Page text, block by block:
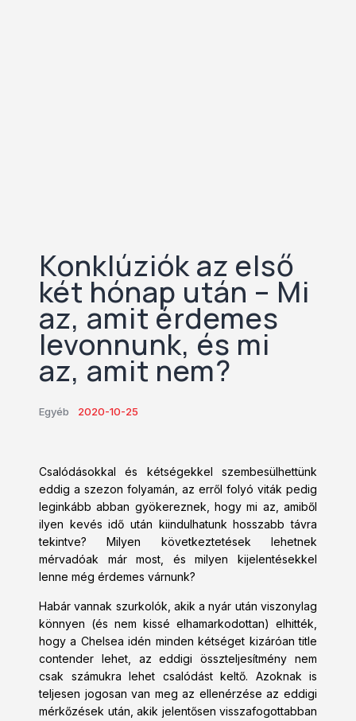
Konklúziók az első
két hónap után – Mi
az, amit érdemes
levonnunk, és mi
az, amit nem?
Egyéb 2020-10-25
Csalódásokkal és kétségekkel szembesülhettünk
eddig a szezon folyamán, az erről folyó viták pedig
leginkább abban gyökereznek, hogy mi az, amiből
ilyen kevés idő után kiindulhatunk hosszabb távra
tekintve? Milyen következtetések lehetnek
mérvadóak már most, és milyen kijelentésekkel
lenne még érdemes várnunk?
Habár vannak szurkolók, akik a nyár után viszonylag
könnyen (és nem kissé elhamarkodottan) elhitték,
hogy a Chelsea idén minden kétséget kizáróan title
contender lehet, az eddigi összteljesítmény nem
csak számukra lehet csalódást keltő. Azoknak is
teljesen jogosan van meg az ellenérzése az eddigi
mérkőzések után, akik jelentősen visszafogottabban